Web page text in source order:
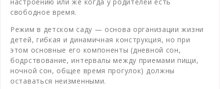
свободное время.
Режим в детском саду — основа организации жизни
детей, гибкая и динамичная конструкция, но при
этом основные его компоненты (дневной сон,
бодрствование, интервалы между приемами пищи,
ночной сон, общее время прогулок) должны
оставаться неизменными.